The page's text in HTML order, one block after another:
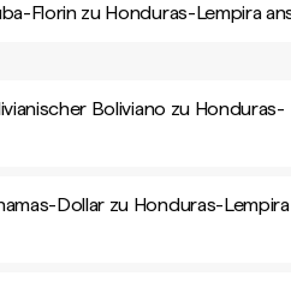
Florin zu Honduras-Lempira
Boliviano zu Honduras-
Dollar zu Honduras-Lempira